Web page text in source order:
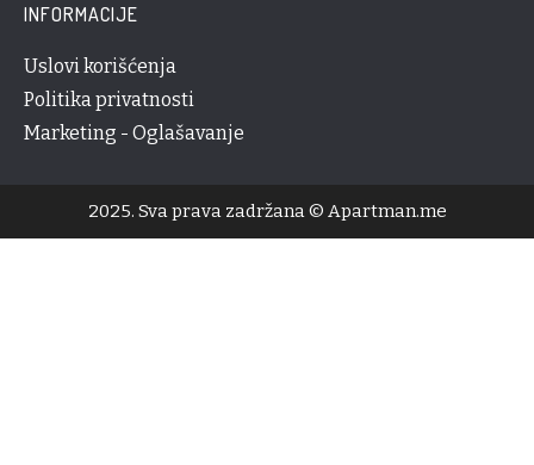
INFORMACIJE
Uslovi korišćenja
Politika privatnosti
Marketing - Oglašavanje
2025. Sva prava zadržana © Apartman.me